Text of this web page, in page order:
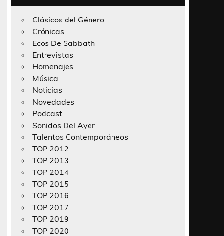
Clásicos del Género
Crónicas
Ecos De Sabbath
Entrevistas
Homenajes
Música
Noticias
Novedades
Podcast
Sonidos Del Ayer
Talentos Contemporáneos
TOP 2012
TOP 2013
TOP 2014
TOP 2015
TOP 2016
TOP 2017
TOP 2019
TOP 2020